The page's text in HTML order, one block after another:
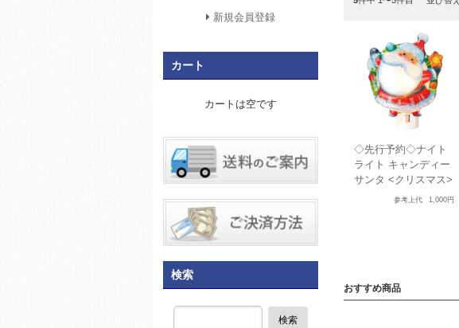
◇先行予約◇ナイト
ライト キャンディー
サンタ <クリスマス>
参考上代 1,000円
おすすめ商品
新規会員登録
カート
カートは空です
検索
検索